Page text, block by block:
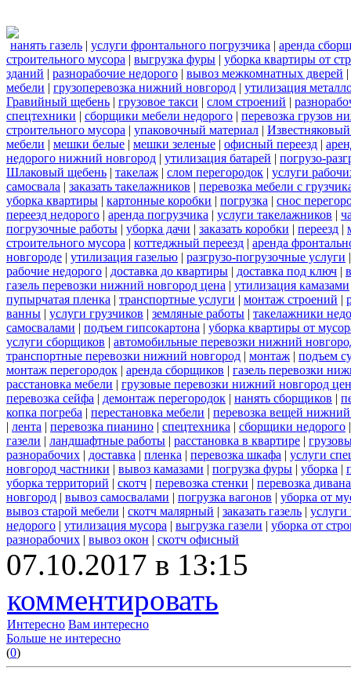
нанять газель | услуги фронтального погрузчика | аренда
строительного мусора | выгрузка фуры | уборка квартиры от
зданий | разнорабочие недорого | вывоз межкомнатных дверей |
мебели | грузоперевозка нижний новгород | утилизация
Гравийный щебень | грузовое такси | слом строений |
спецтехники | сборщики мебели недорого | перевозка грузов
строительного мусора | упаковочный материал |
мебели | мешки белые | мешки зеленые | офисный переезд |
недорого нижний новгород | утилизация батарей | погрузо-
Шлаковый щебень | такелаж | слом перегородок | услуги
самосвала | заказать такелажников | перевозка мебели с
уборка квартиры | картонные коробки | погрузка | снос
переезд недорого | аренда погрузчика | услуги такелажников |
погрузочные работы | уборка дачи | заказать коробки | переезд |
строительного мусора | коттеджный переезд | аренда
новгороде | утилизация газелью | разгрузо-погрузочные услуги
рабочие недорого | доставка до квартиры | доставка под ключ |
газель перевозки нижний новгород цена | утилизация камазами
пупырчатая пленка | транспортные услуги | монтаж строений |
ванны | услуги грузчиков | земляные работы | такелажники
самосвалами | подъем гипсокартона | уборка квартиры от
услуги сборщиков | автомобильные перевозки нижний
транспортные перевозки нижний новгород | монтаж | подъем
монтаж перегородок | аренда сборщиков | газель перевозки
расстановка мебели | грузовые перевозки нижний новгород
перевозка сейфа | демонтаж перегородок | нанять сборщиков |
копка погреба | перестановка мебели | перевозка вещей
| лента | перевозка пианино | спецтехника | сборщики недорого
газели | ландшафтные работы | расстановка в квартире |
разнорабочих | доставка | пленка | перевозка шкафа | услуги
новгород частники | вывоз камазами | погрузка фуры | уборка |
уборка территорий | скотч | перевозка стенки | перевозка дивана
новгород | вывоз самосвалами | погрузка вагонов | уборка от
вывоз старой мебели | скотч малярный | заказать газель | услуги
недорого | утилизация мусора | выгрузка газели | уборка от
разнорабочих | вывоз окон | скотч офисный
07.10.2017 в 13:15
комментировать
Интересно Вам интересно
Больше не интересно
(0)